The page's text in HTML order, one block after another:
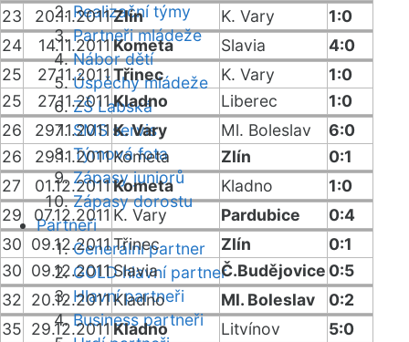
Realizační týmy
Partneři mládeže
Nábor dětí
Úspěchy mládeže
ZŠ Labská
SMS servis
Týmová fota
Zápasy juniorů
Zápasy dorostu
Partneři
Generální partner
GOLD hlavní partner
Hlavní partneři
Business partneři
23
20.11.2011Zlín K. Vary
1:0
24
14.11.2011 Kometa Slavia
4:0
25
27.11.2011Třinec K. Vary
1:0
25
27.11.2011Kladno Liberec
1:0
26
29.11.2011 K. Vary Ml. Boleslav
6:0
26
29.11.2011Kometa Zlín
0:1
27
01.12.2011Kometa Kladno
1:0
29
07.12.2011 K. Vary Pardubice
0:4
30 09.12.2011Třinec Zlín
0:1
30 09.12.2011Slavia Č.Budějovice 0:5
32 20.12.2011Kladno Ml. Boleslav
0:2
35 29.12.2011 Kladno Litvínov
5:0